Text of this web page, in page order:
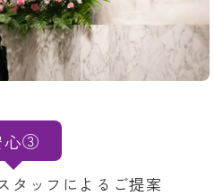
心③
タッフによるご提案